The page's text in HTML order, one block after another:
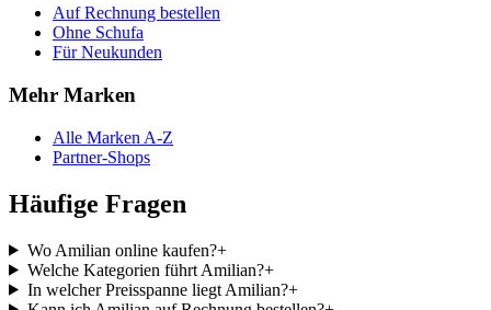
Auf Rechnung bestellen
Ohne Schufa
Für Neukunden
Mehr Marken
Alle Marken A-Z
Partner-Shops
Häufige Fragen
Wo Amilian online kaufen?+
Welche Kategorien führt Amilian?+
In welcher Preisspanne liegt Amilian?+